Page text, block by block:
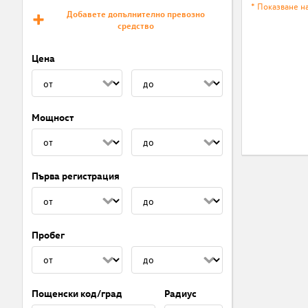
Добавете допълнително превозно
средство
Цена
Мощност
Първа регистрация
Пробег
Пощенски код/град Радиус
* Показване